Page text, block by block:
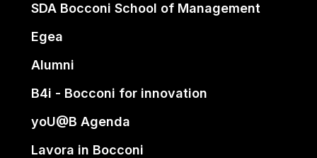
SDA Bocconi School of Management
Egea
Alumni
B4i - Bocconi for innovation
yoU@B Agenda
Lavora in Bocconi